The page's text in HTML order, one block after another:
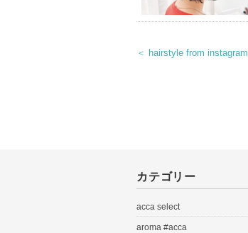
＜ hairstyle from instagram
カテゴリー
acca select
aroma #acca